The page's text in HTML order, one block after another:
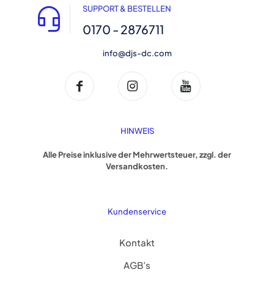
SUPPORT & BESTELLEN
0170 - 2876711
info@djs-dc.com
HINWEIS
Alle Preise inklusive der Mehrwertsteuer, zzgl. der
Versandkosten.
Kundenservice
Kontakt
AGB’s